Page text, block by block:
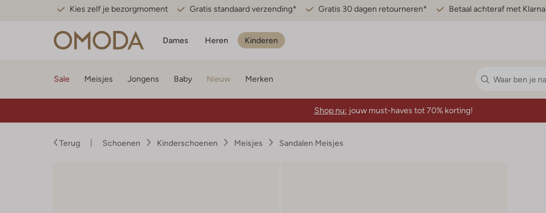
Kies zelf je bezorgmoment Gratis standaard verzending* Gratis 30 dagen retourneren* Betaal achteraf met Klarna
Dames Heren Kinderen
Sale Meisjes Jongens Baby Nieuw Merken
Shop nu: jouw must-haves tot 70% korting!
Terug Schoenen Kinderschoenen Meisjes Sandalen Meisjes